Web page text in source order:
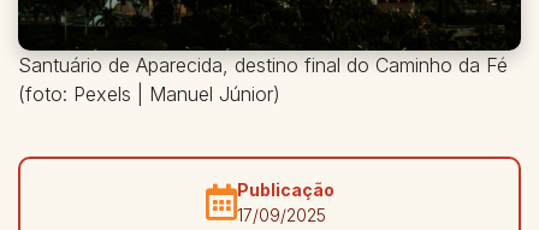
Santuário de Aparecida, destino final do Caminho da Fé
(foto: Pexels | Manuel Júnior)
Publicação
17/09/2025